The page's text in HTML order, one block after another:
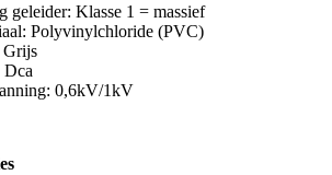
geleider: Klasse 1 = massief
Polyvinylchloride (PVC)
Grijs
Dca
0,6kV/1kV